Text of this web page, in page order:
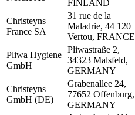
FINLAND
Christeyns
France SA
31 rue de la
Maladrie, 44 120
Vertou, FRANCE
Pliwa Hygiene
GmbH
Pliwastraße 2,
34323 Malsfeld,
GERMANY
Christeyns
GmbH (DE)
Grabenallee 24,
77652 Offenburg,
GERMANY